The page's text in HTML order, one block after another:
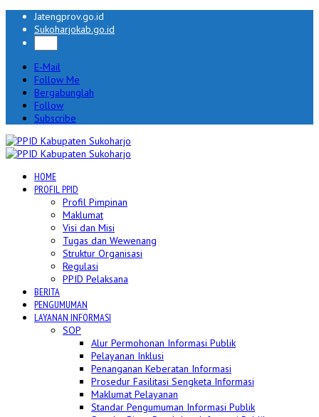
Jatengprov.go.id
Sukoharjokab.go.id
E-Mail
Follow Me
Bergabunglah
Follow
Subscribe
HOME
PROFIL PPID
Profil Pimpinan
Maklumat
Visi dan Misi
Tugas dan Wewenang
Struktur Organisasi
Regulasi
PPID Pelaksana
BERITA
PENGUMUMAN
LAYANAN INFORMASI
SOP
Alur Permohonan Informasi Publik
Pelayanan Inklusi
Penanganan Keberatan Informasi
Prosedur Fasilitasi Sengketa Informasi
Maklumat Pelayanan
Standar Pengumuman Informasi Publik